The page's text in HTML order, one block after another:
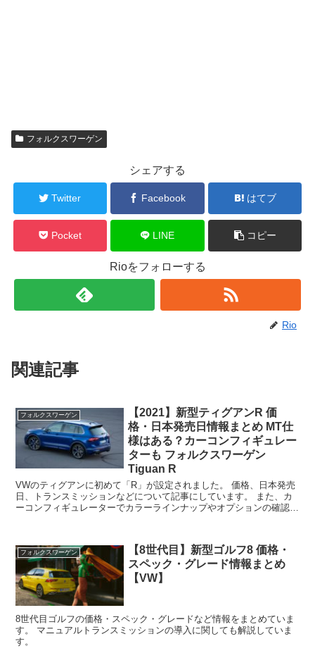
フォルクスワーゲン
シェアする
Twitter Facebook はてブ
Pocket LINE コピー
Rioをフォローする
Rio
関連記事
フォルクスワーゲン
【2021】新型ティグアンR 価
格・日本発売日情報まとめ MT仕
様はある？カーコンフィギュレー
ターも フォルクスワーゲン
Tiguan R
VWのティグアンに初めて「R」が設定されました。 価格、日本発売
日、トランスミッションなどについて記事にしています。 また、カ
ーコンフィギュレーターでカラーラインナップやオプションの確認が
フォルクスワーゲン
【8世代目】新型ゴルフ8 価格・
スペック・グレード情報まとめ
【VW】
8世代目ゴルフの価格・スペック・グレードなど情報をまとめていま
す。 マニュアルトランスミッションの導入に関しても解説していま
す。